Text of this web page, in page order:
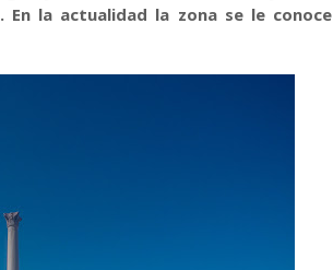
En la actualidad la zona se le conoce